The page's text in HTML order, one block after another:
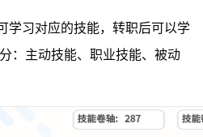
学习对应的技能，转职后可以学
：主动技能、职业技能、被动